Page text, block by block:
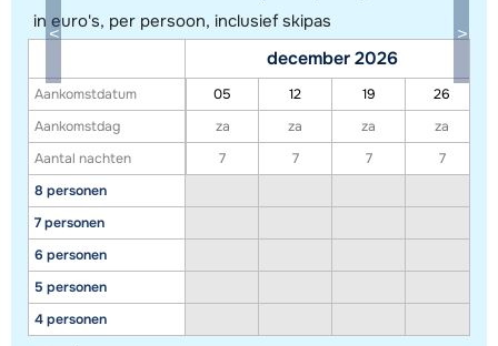
Bekijk kaart
in euro's, per persoon, inclusief skipas
Aankomstdatum
Aankomstdag
Aantal nachten
8 personen
7 personen
6 personen
5 personen
4 personen
december 2026
05 12 19
26
za
za za
za
7
7 7 7